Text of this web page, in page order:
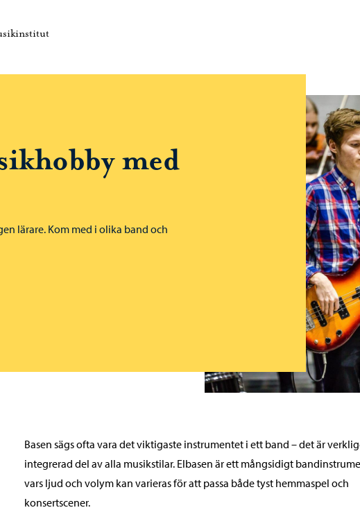
med
lärare. Kom med i olika band och
Basen sägs ofta vara det viktigaste instrumentet i ett band – det är
integrerad del av alla musikstilar. Elbasen är ett mångsidigt
vars ljud och volym kan varieras för att passa både tyst hemmaspel och
konsertscener.